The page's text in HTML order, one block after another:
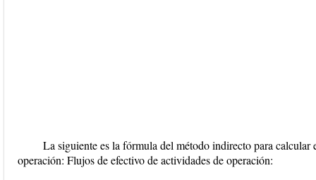
La siguiente es la fórmula del método indirecto para
operación: Flujos de efectivo de actividades de operación: